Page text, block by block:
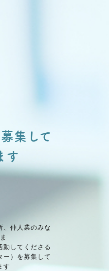
集して
す
、仲⼈業のみな
動してくださる
ー）を募集して
す